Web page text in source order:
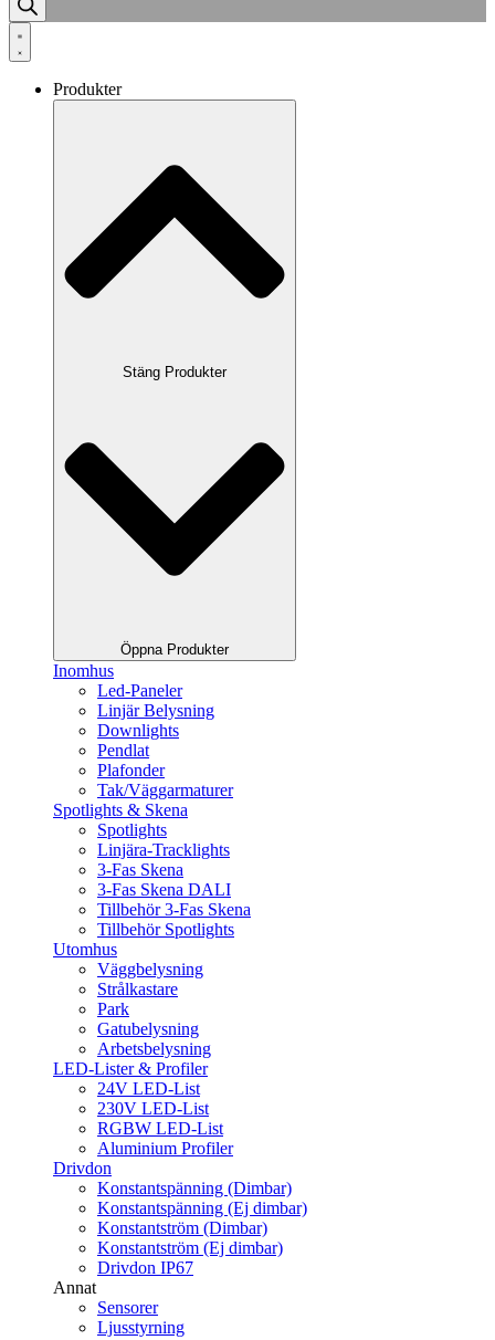
Produkter
Stäng Produkter
Öppna Produkter
Inomhus
Led-Paneler
Linjär Belysning
Downlights
Pendlat
Plafonder
Tak/Väggarmaturer
Spotlights & Skena
Spotlights
Linjära-Tracklights
3-Fas Skena
3-Fas Skena DALI
Tillbehör 3-Fas Skena
Tillbehör Spotlights
Utomhus
Väggbelysning
Strålkastare
Park
Gatubelysning
Arbetsbelysning
LED-Lister & Profiler
24V LED-List
230V LED-List
RGBW LED-List
Aluminium Profiler
Drivdon
Konstantspänning (Dimbar)
Konstantspänning (Ej dimbar)
Konstantström (Dimbar)
Konstantström (Ej dimbar)
Drivdon IP67
Annat
Sensorer
Ljusstyrning